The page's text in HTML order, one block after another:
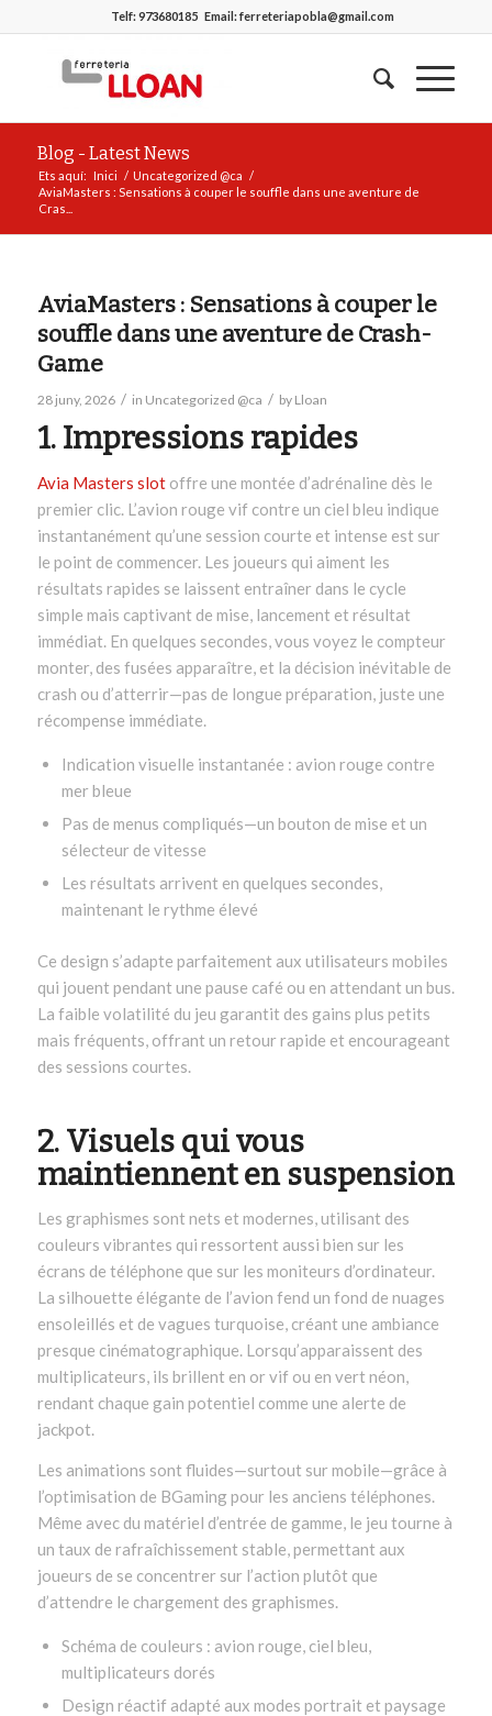
Telf:973680185Email:ferreteriapobla@gmail.com
Blog - Latest News
Ets aquí: Inici / Uncategorized @ca /
AviaMasters : Sensations à couper le souffle dans une aventure de
Cras...
AviaMasters : Sensations à couper le
souffle dans une aventure de Crash-
Game
28 juny, 2026 / in Uncategorized @ca / by Lloan
1. Impressions rapides
Avia Masters slotoffre une montée d’adrénaline dès le
premier clic. L’avion rouge vif contre un ciel bleu indique
instantanément qu’une session courte et intense est sur
le point de commencer. Les joueurs qui aiment les
résultats rapides se laissent entraîner dans le cycle
simple mais captivant de mise, lancement et résultat
immédiat. En quelques secondes, vous voyez le compteur
monter, des fusées apparaître, et la décision inévitable de
crash ou d’atterrir—pas de longue préparation, juste une
récompense immédiate.
Indication visuelle instantanée : avion rouge contre
mer bleue
Pas de menus compliqués—un bouton de mise et un
sélecteur de vitesse
Les résultats arrivent en quelques secondes,
maintenant le rythme élevé
Ce design s’adapte parfaitement aux utilisateurs mobiles
qui jouent pendant une pause café ou en attendant un bus.
La faible volatilité du jeu garantit des gains plus petits
mais fréquents, offrant un retour rapide et encourageant
des sessions courtes.
2. Visuels qui vous
maintiennent en suspension
Les graphismes sont nets et modernes, utilisant des
couleurs vibrantes qui ressortent aussi bien sur les
écrans de téléphone que sur les moniteurs d’ordinateur.
La silhouette élégante de l’avion fend un fond de nuages
ensoleillés et de vagues turquoise, créant une ambiance
presque cinématographique. Lorsqu’apparaissent des
multiplicateurs, ils brillent en or vif ou en vert néon,
rendant chaque gain potentiel comme une alerte de
jackpot.
Les animations sont fluides—surtout sur mobile—grâce à
l’optimisation de BGaming pour les anciens téléphones.
Même avec du matériel d’entrée de gamme, le jeu tourne à
un taux de rafraîchissement stable, permettant aux
joueurs de se concentrer sur l’action plutôt que
d’attendre le chargement des graphismes.
Schéma de couleurs : avion rouge, ciel bleu,
multiplicateurs dorés
Design réactif adapté aux modes portrait et paysage